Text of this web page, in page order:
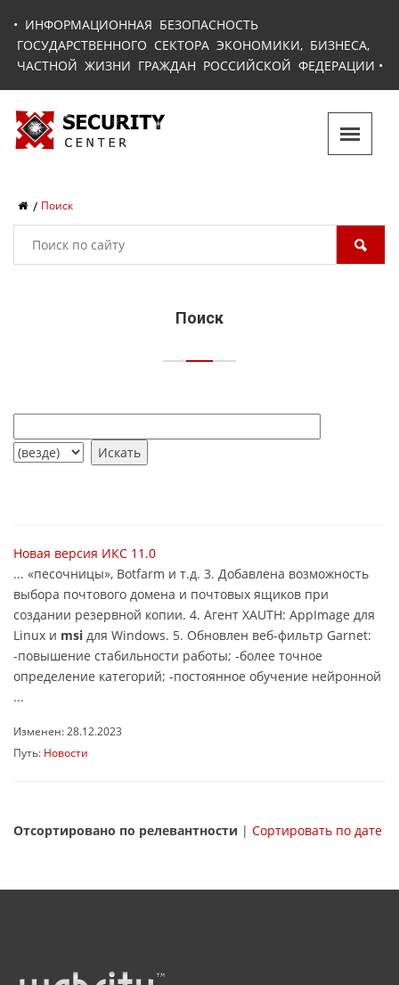
• ИНФОРМАЦИОННАЯ БЕЗОПАСНОСТЬ
ГОСУДАРСТВЕННОГО СЕКТОРА ЭКОНОМИКИ, БИЗНЕСА,
ЧАСТНОЙ ЖИЗНИ ГРАЖДАН РОССИЙСКОЙ ФЕДЕРАЦИИ •
Поиск
Поиск
Новая версия ИКС 11.0
... «песочницы», Botfarm и т.д. 3. Добавлена возможность
выбора почтового домена и почтовых ящиков при
создании резервной копии. 4. Агент XAUTH: AppImage для
Linux и msi для Windows. 5. Обновлен веб-фильтр Garnet:
-повышение стабильности работы; -более точное
определение категорий; -постоянное обучение нейронной
...
Изменен: 28.12.2023
Путь: Новости
Отсортировано по релевантности | Сортировать по дате